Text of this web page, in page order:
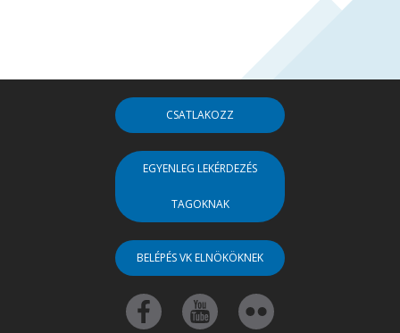
CSATLAKOZZ
EGYENLEG LEKÉRDEZÉS
TAGOKNAK
BELÉPÉS VK ELNÖKÖKNEK